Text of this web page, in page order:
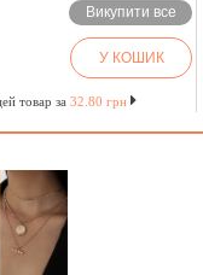
Викупити все
У КОШИК
товар за 32.80 грн